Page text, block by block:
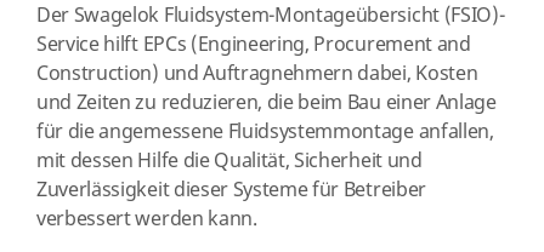
Der Swagelok Fluidsystem-Montageübersicht (FSIO)-
Service hilft EPCs (Engineering, Procurement and
Construction) und Auftragnehmern dabei, Kosten
und Zeiten zu reduzieren, die beim Bau einer Anlage
für die angemessene Fluidsystemmontage anfallen,
mit dessen Hilfe die Qualität, Sicherheit und
Zuverlässigkeit dieser Systeme für Betreiber
verbessert werden kann.